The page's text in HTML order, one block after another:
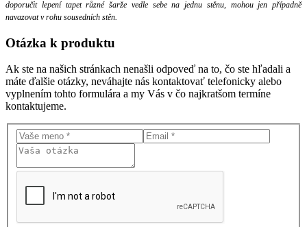
doporučit lepení tapet různé šarže vedle sebe na jednu stěnu, mohou jen případně
navazovat v rohu sousedních stěn.
Otázka k produktu
Ak ste na našich stránkach nenašli odpoveď na to, čo ste hľadali a
máte ďalšie otázky, neváhajte nás kontaktovať telefonicky alebo
vyplnením tohto formulára a my Vás v čo najkratšom termíne
kontaktujeme.